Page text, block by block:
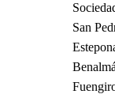
San